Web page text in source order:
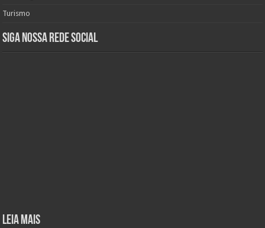
Turismo
Siga nossa rede social
Leia mais